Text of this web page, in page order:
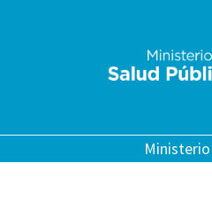
Ministerio